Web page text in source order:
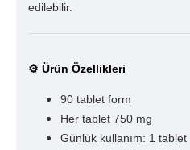
edilebilir.
⚙️ Ürün Özellikleri
90 tablet form
Her tablet 750 mg
Günlük kullanım: 1 tablet